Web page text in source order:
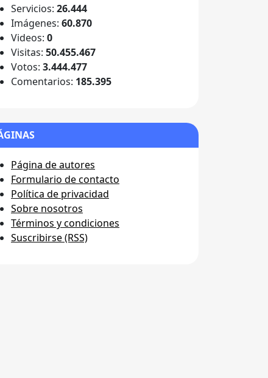
Servicios: 26.444
Imágenes: 60.870
Videos: 0
Visitas: 50.455.467
Votos: 3.444.477
Comentarios: 185.395
Página de autores
Formulario de contacto
Política de privacidad
Sobre nosotros
Términos y condiciones
Suscribirse (RSS)